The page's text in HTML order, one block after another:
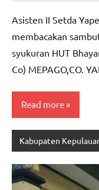
Asisten II Setda
membacakan
syukuran HUT
Co) MEPAGO,CO.
Read more
Kabupaten